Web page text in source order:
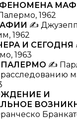
1962
✍️
1962
И СЕГОДНЯ
1963
✍️
И